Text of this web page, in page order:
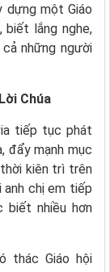
dựng một Giáo
biết lắng nghe,
những người
Chúa
tiếp tục phát
đẩy mạnh mục
kiên trì trên
anh chị em tiếp
biết nhiều hơn
thác Giáo hội